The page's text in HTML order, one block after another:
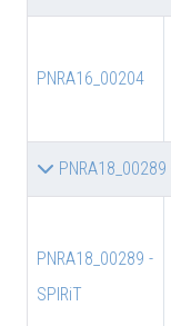
PNRA16_00204
PNRA18_00289
PNRA18_00289 -
SPIRiT